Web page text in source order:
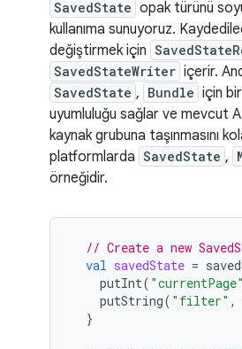
SavedState opak türünü
kullanıma sunuyoruz.
değiştirmek için
SavedStateWriter içerir.
SavedState , Bundle için
uyumluluğu sağlar ve mevcut
kaynak grubuna taşınmasını
platformlarda SavedState ,
örneğidir.
// Create a new
val savedState =
putInt( "currentPage"
putString( "filter" ,
}